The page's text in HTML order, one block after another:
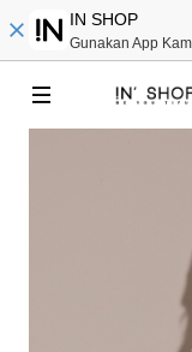
IN SHOP
Gunakan App